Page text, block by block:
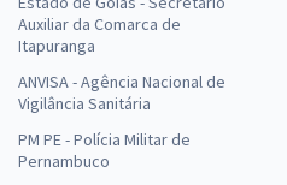
Auxiliar da Comarca de
Itapuranga
ANVISA - Agência Nacional de
Vigilância Sanitária
PM PE - Polícia Militar de
Pernambuco